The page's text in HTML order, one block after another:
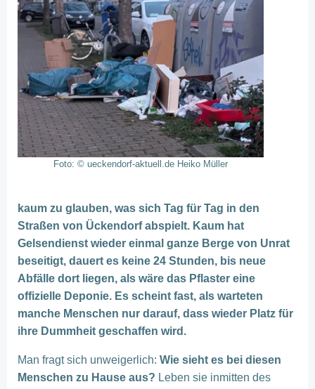
Foto: © ueckendorf-aktuell.de Heiko Müller
kaum zu glauben, was sich Tag für Tag in den
Straßen von Ückendorf abspielt. Kaum hat
Gelsendienst wieder einmal ganze Berge von Unrat
beseitigt, dauert es keine 24 Stunden, bis neue
Abfälle dort liegen, als wäre das Pflaster eine
offizielle Deponie. Es scheint fast, als warteten
manche Menschen nur darauf, dass wieder Platz für
ihre Dummheit geschaffen wird.
Man fragt sich unweigerlich: Wie sieht es bei diesen
Menschen zu Hause aus? Leben sie inmitten des